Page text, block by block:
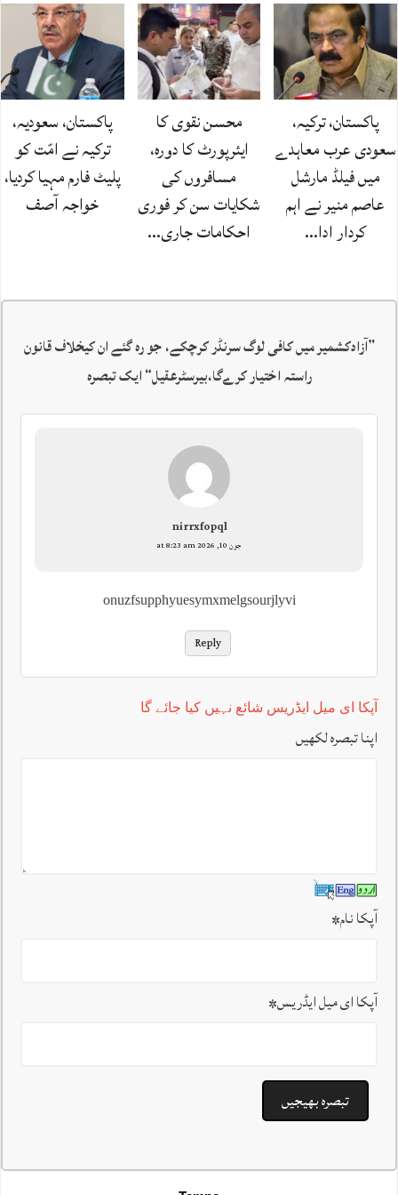
پاکستان، ترکیہ،
سعودی عرب معاہدے
میں فیلڈ مارشل
عاصم منیر نے اہم
کردار ادا…
محسن نقوی کا
ایئرپورٹ کا دورہ،
مسافروں کی
شکایات سن کر فوری
احکامات جاری…
پاکستان، سعودیہ،
ترکیہ نے امّت کو
پلیٹ فارم مہیا کردیا،
خواجہ آصف
”آزادکشمیر میں کافی لوگ سرنڈر کرچکے، جو رہ گئے ان کیخلاف قانون
راستہ اختیار کرےگا،بیرسٹرعقیل“ ایک تبصرہ
nirrxfopql
جون 10, 2026 at 8:23 am
onuzfsupphyuesymxmelgsourjlyvi
Reply
آپکا ای میل ایڈریس شائع نہیں کیا جائے گا
اپنا تبصرہ لکھیں
آپکا نام*
آپکا ای میل ایڈریس*